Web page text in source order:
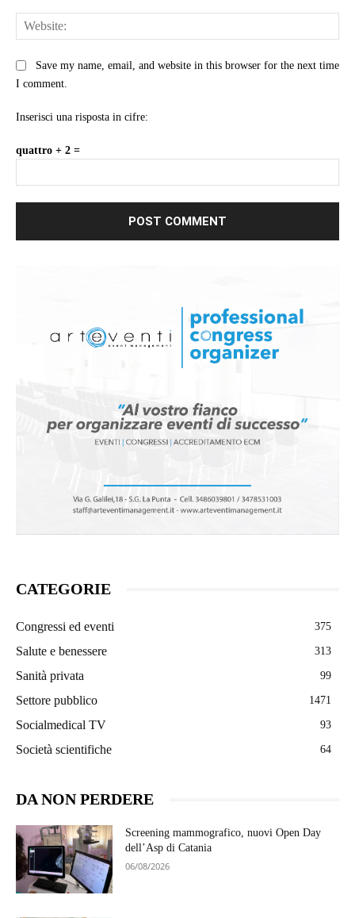
Save my name, email, and website in this browser for the next time
I comment.
Inserisci una risposta in cifre:
quattro + 2 =
CATEGORIE
Congressi ed eventi 375
Salute e benessere 313
Sanità privata 99
Settore pubblico 1471
Socialmedical TV 93
Società scientifiche 64
DA NON PERDERE
Screening mammografico, nuovi Open Day
dell’Asp di Catania
06/08/2026